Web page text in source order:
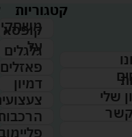
שלי
קשר
קטגוריות
משחקי
קופסא
על
גלגלים
פאזלים
דמיון